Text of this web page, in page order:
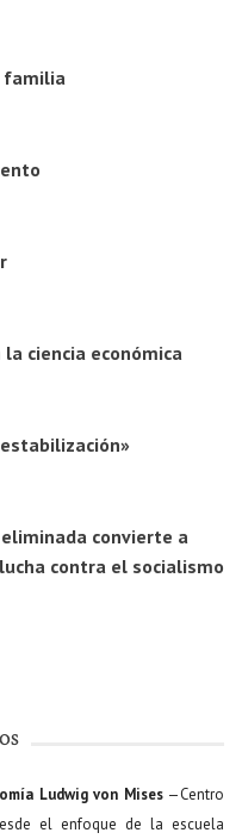
familia
ciencia económica
eliminada convierte a
contra el socialismo
Ludwig von Mises—Centro
el enfoque de la escuela